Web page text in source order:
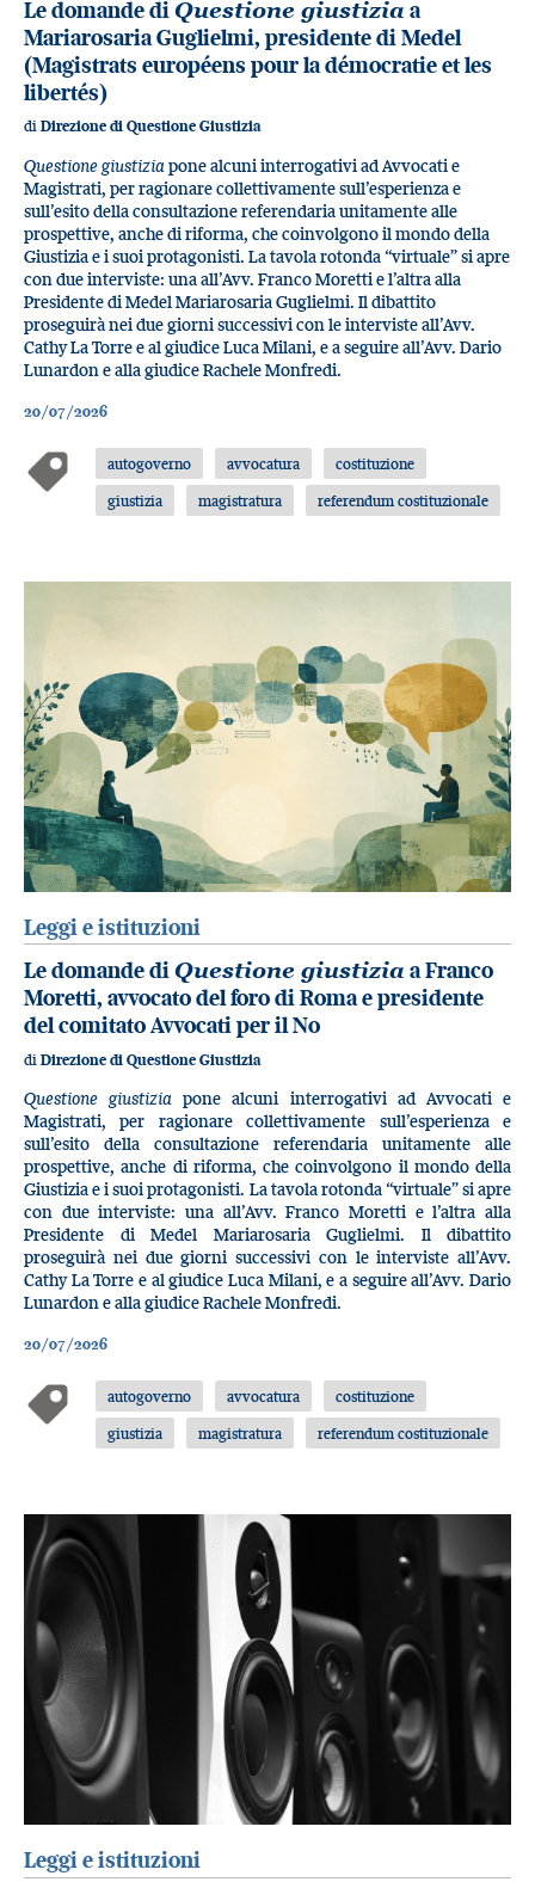
Le domande diQuestione giustizia a
Mariarosaria Guglielmi, presidente di Medel
(Magistrats européens pour la démocratie et les
libertés)
di Direzione di Questione Giustizia
Questione giustiziapone alcuni interrogativi ad Avvocati e
Magistrati, per ragionare collettivamente sull’esperienza e
sull’esito della consultazione referendaria unitamente alle
prospettive, anche di riforma, che coinvolgono il mondo della
Giustizia e i suoi protagonisti. La tavola rotonda “virtuale” si apre
con due interviste: una all’Avv. Franco Moretti e l’altra alla
Presidente di Medel Mariarosaria Guglielmi. Il dibattito
proseguirà nei due giorni successivi con le interviste all’Avv.
Cathy La Torre e al giudice Luca Milani, e a seguire all’Avv. Dario
Lunardon e alla giudice Rachele Monfredi.
20/07/2026
autogoverno avvocatura
costituzione
giustizia
magistratura referendum costituzionale
Leggi e istituzioni
Le domande diQuestione giustizia a Franco
Moretti, avvocato del foro di Roma e presidente
del comitato Avvocati per il No
di Direzione di Questione Giustizia
Questione giustizia pone alcuni interrogativi ad Avvocati e
Magistrati, per ragionare collettivamente sull’esperienza e
sull’esito della consultazione referendaria unitamente alle
prospettive, anche di riforma, che coinvolgono il mondo della
Giustizia e i suoi protagonisti. La tavola rotonda “virtuale” si apre
con due interviste: una all’Avv. Franco Moretti e l’altra alla
Presidente di Medel Mariarosaria Guglielmi. Il dibattito
proseguirà nei due giorni successivi con le interviste all’Avv.
Cathy La Torre e al giudice Luca Milani, e a seguire all’Avv. Dario
Lunardon e alla giudice Rachele Monfredi.
20/07/2026
autogoverno avvocatura
costituzione
giustizia
magistratura referendum costituzionale
Leggi e istituzioni